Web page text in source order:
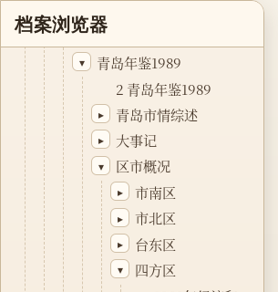
档案浏览器
▸ 青岛年鉴1988
▾
青岛年鉴1989
2 青岛年鉴1989
▸ 青岛市情综述
▸ 大事记
▾ 区市概况
▸ 市南区
▸ 市北区
▸ 台东区
▾
四方区